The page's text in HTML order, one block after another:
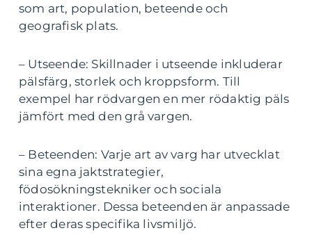
som art, population, beteende och
geografisk plats.
– Utseende: Skillnader i utseende inkluderar
pälsfärg, storlek och kroppsform. Till
exempel har rödvargen en mer rödaktig päls
jämfört med den grå vargen.
– Beteenden: Varje art av varg har utvecklat
sina egna jaktstrategier,
födosökningstekniker och sociala
interaktioner. Dessa beteenden är anpassade
efter deras specifika livsmiljö.